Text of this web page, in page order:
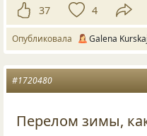
37 4
Опубликовала Galena
#1720480
Перелом зимы,